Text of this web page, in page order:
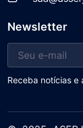
Newsletter
Receba notícias e